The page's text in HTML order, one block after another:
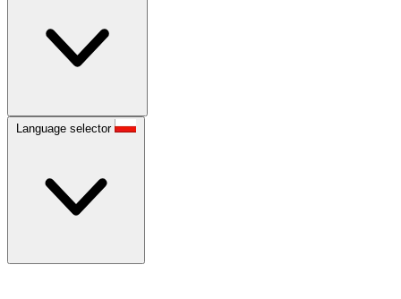
Language selector